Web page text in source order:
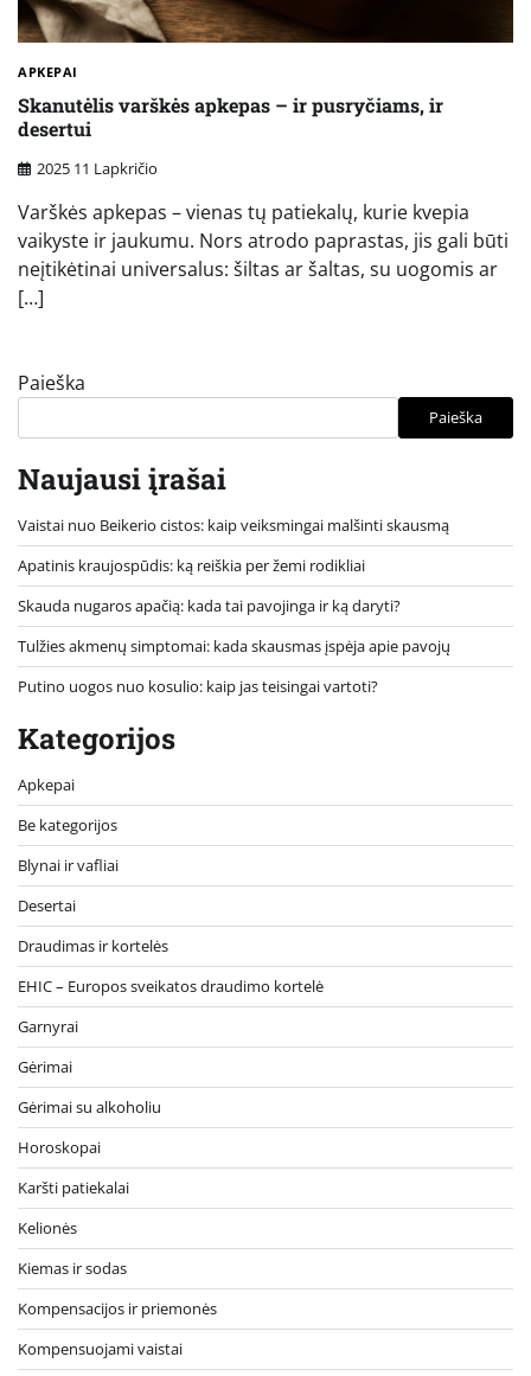
APKEPAI
Skanutėlis varškės apkepas – ir pusryčiams, ir
desertui
2025 11 Lapkričio
Varškės apkepas – vienas tų patiekalų, kurie kvepia
vaikyste ir jaukumu. Nors atrodo paprastas, jis gali būti
neįtikėtinai universalus: šiltas ar šaltas, su uogomis ar
[…]
Paieška
Paieška
Naujausi įrašai
Vaistai nuo Beikerio cistos: kaip veiksmingai malšinti skausmą
Apatinis kraujospūdis: ką reiškia per žemi rodikliai
Skauda nugaros apačią: kada tai pavojinga ir ką daryti?
Tulžies akmenų simptomai: kada skausmas įspėja apie pavojų
Putino uogos nuo kosulio: kaip jas teisingai vartoti?
Kategorijos
Apkepai
Be kategorijos
Blynai ir vafliai
Desertai
Draudimas ir kortelės
EHIC – Europos sveikatos draudimo kortelė
Garnyrai
Gėrimai
Gėrimai su alkoholiu
Horoskopai
Karšti patiekalai
Kelionės
Kiemas ir sodas
Kompensacijos ir priemonės
Kompensuojami vaistai